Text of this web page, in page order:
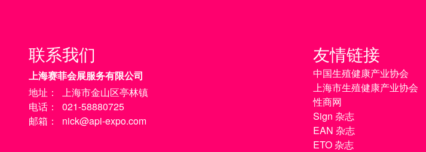
联系我们
上海赛菲会展服务有限公司
地址：
上海市金山区亭林镇
电话：
021-58880725
邮箱：
nick@api-expo.com
友情链接
中国生殖健康产业协会
上海市生殖健康产业协会
性商网
Sign 杂志
EAN 杂志
ETO 杂志